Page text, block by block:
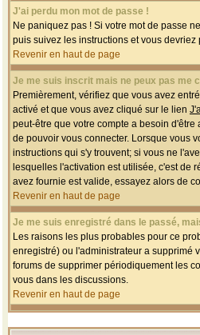
J'ai perdu mon mot de passe !
Ne paniquez pas ! Si votre mot de passe
puis suivez les instructions et vous
Revenir en haut de page
Je me suis inscrit mais ne peux pas me
Premièrement, vérifiez que vous avez
activé et que vous avez cliqué sur le lien
peut-être que votre compte a besoin
de pouvoir vous connecter. Lorsque vous
instructions qui s'y trouvent; si vous ne
lesquelles l'activation est utilisée, c'est de
avez fournie est valide, essayez alors de
Revenir en haut de page
Je me suis enregistré dans le passé,
Les raisons les plus probables pour ce
enregistré) ou l'administrateur a supprimé
forums de supprimer périodiquement les
vous dans les discussions.
Revenir en haut de page